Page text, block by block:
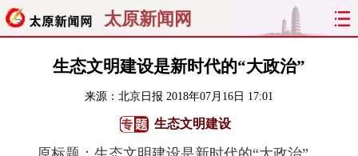
太原新闻网
首页 聚焦 太原 山西
关注 文明
生态文明建设是新时代的“大政治”
来源： 北京日报 2018年07月16日 17:01
生态文明建设